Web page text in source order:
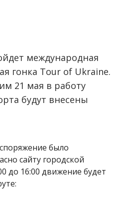
международная
гонка Tour of Ukraine.
21 мая в работу
будут внесены
было
сайту городской
до 16:00 движение будет